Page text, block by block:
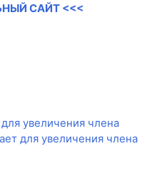
САЙТ <<<
увеличения члена
для увеличения члена